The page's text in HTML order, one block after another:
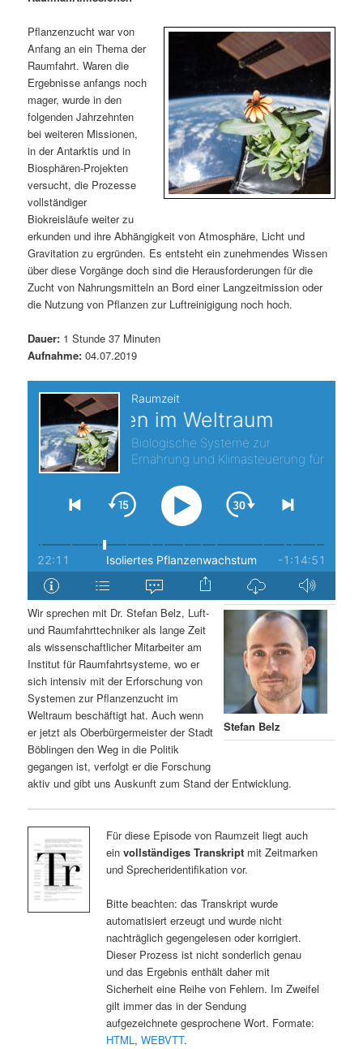
ä
r
e
n
I
n
h
a
t
s
r
g
e
n
n
d
ä
r
e
n
I
n
a
l
s
i
n
g
e
n
n
v
i
g
a
t
i
o
n
Pflanzenzucht war von
Anfang an ein Thema der
Raumfahrt. Waren die
Ergebnisse anfangs noch
mager, wurde in den
folgenden Jahrzehnten
bei weiteren Missionen,
in der Antarktis und in
Biosphären-Projekten
versucht, die Prozesse
vollständiger
Biokreisläufe weiter zu
erkunden und ihre Abhängigkeit von Atmosphäre, Licht und
Gravitation zu ergründen. Es entsteht ein zunehmendes Wissen
über diese Vorgänge doch sind die Herausforderungen für die
Zucht von Nahrungsmitteln an Bord einer Langzeitmission oder
die Nutzung von Pflanzen zur Luftreinigigung noch hoch.
Dauer: 1 Stunde 37 Minuten
Aufnahme: 04.07.2019
Stefan Belz
Wir sprechen mit Dr. Stefan Belz, Luft-
und Raumfahrttechniker als lange Zeit
als wissenschaftlicher Mitarbeiter am
Institut für Raumfahrtsysteme, wo er
sich intensiv mit der Erforschung von
Systemen zur Pflanzenzucht im
Weltraum beschäftigt hat. Auch wenn
er jetzt als Oberbürgermeister der Stadt
Böblingen den Weg in die Politik
gegangen ist, verfolgt er die Forschung
aktiv und gibt uns Auskunft zum Stand der Entwicklung.
Für diese Episode von Raumzeit liegt auch
ein vollständiges Transkriptmit Zeitmarken
und Sprecheridentifikation vor.
Bitte beachten: das Transkript wurde
automatisiert erzeugt und wurde nicht
nachträglich gegengelesen oder korrigiert.
Dieser Prozess ist nicht sonderlich genau
und das Ergebnis enthält daher mit
Sicherheit eine Reihe von Fehlern. Im Zweifel
gilt immer das in der Sendung
aufgezeichnete gesprochene Wort. Formate:
HTML, WEBVTT.